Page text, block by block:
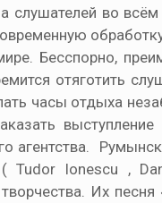
слушателей во
Бесспорно,
отяготить
часы отдыха
агентства.
Tudor Ionescu ,
Их